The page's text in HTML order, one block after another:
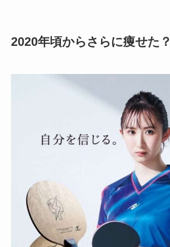
2020年頃からさらに痩せた？